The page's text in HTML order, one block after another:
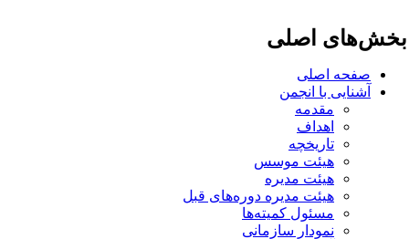
اصلی
صفحه اصلی
آشنایی با انجمن
مقدمه
اهداف
تاریخچه
هیئت موسس
هیئت مدیره
هیئت مدیره دوره‌های قبل
مسئول کمیته‌ها
نمودار سازمانی